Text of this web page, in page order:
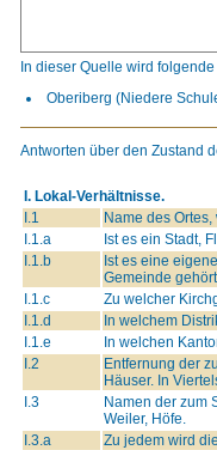
In dieser Quelle wird
Oberiberg (Niedere
Antworten über den Zustand
I. Lokal-Verhältnisse.
I.1
Name des
I.1.a
Ist es ein Stadt,
I.1.b
Ist es eine
Gemeinde
I.1.c
Zu welcher
I.1.d
In welchem
I.1.e
In welchen
I.2
Entfernung der
Häuser. In
I.3
Namen der zum
Weiler, Höfe.
I.3.a
Zu jedem wird